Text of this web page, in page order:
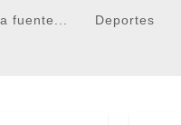
fuente... Deportes